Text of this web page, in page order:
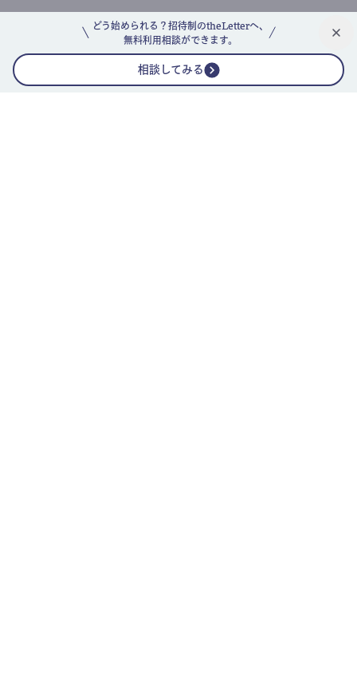
どう始められる？招待制のtheLetterへ、
無料利用相談ができます。
相談してみる